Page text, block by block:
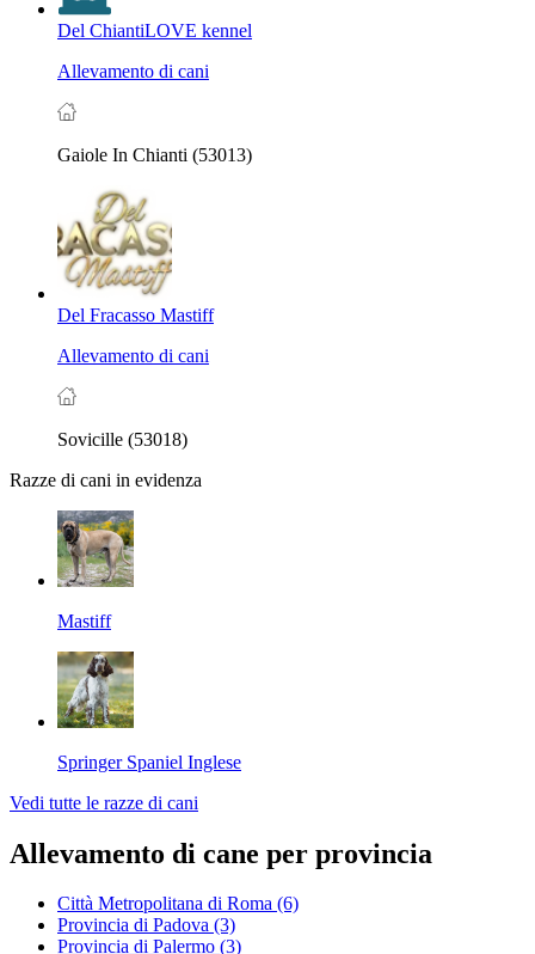
Del ChiantiLOVE kennel
Allevamento di cani
Gaiole In Chianti (53013)
Del Fracasso Mastiff
Allevamento di cani
Sovicille (53018)
Razze di cani in evidenza
Mastiff
Springer Spaniel Inglese
Vedi tutte le razze di cani
Allevamento di cane per provincia
Città Metropolitana di Roma (6)
Provincia di Padova (3)
Provincia di Palermo (3)